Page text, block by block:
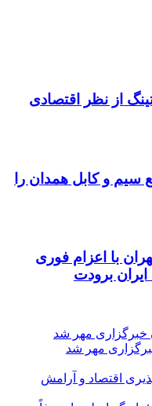
از نظر اقتصادی
سیم و کابل همدان را
با اعزام فوری
برودت
مهر شد